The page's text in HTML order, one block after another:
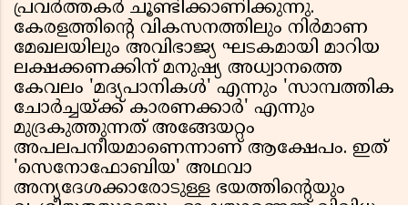
പ്രവർത്തകർ ചൂണ്ടിക്കാണിക്കുന്നു.
കേരളത്തിൻ്റെ വികസനത്തിലും നിർമാണ
മേഖലയിലും അവിഭാജ്യ ഘടകമായി മാറിയ
ലക്ഷക്കണക്കിന് മനുഷ്യ അധ്വാനത്തെ
കേവലം 'മദ്യപാനികൾ' എന്നും 'സാമ്പത്തിക
ചോർച്ചയ്ക്ക് കാരണക്കാർ' എന്നും
മുദ്രകുത്തുന്നത് അങ്ങേയറ്റം
അപലപനീയമാണെന്നാണ് ആക്ഷേപം. ഇത്
'സെനോഫോബിയ' അഥവാ
അന്യദേശക്കാരോടുള്ള ഭയത്തിൻ്റെയും